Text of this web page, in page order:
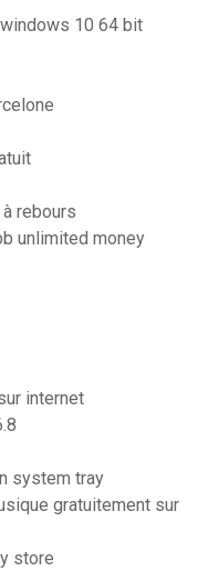
10 64 bit
rebours
unlimited money
internet
system tray
gratuitement sur
store